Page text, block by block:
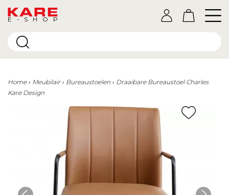
E-SHOP
Home Meubilair Bureaustoelen
Draaibare Bureaustoel Charles
Kare Design